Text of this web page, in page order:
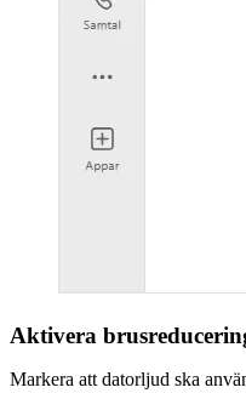
Aktivera
Markera att datorljud ska